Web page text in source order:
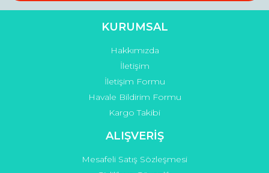
KURUMSAL
Hakkımızda
İletişim
İletişim Formu
Havale Bildirim Formu
Kargo Takibi
ALIŞVERİŞ
Mesafeli Satış Sözleşmesi